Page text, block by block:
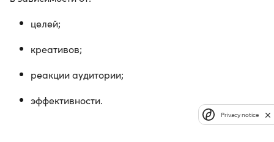
целей;
креативов;
реакции аудитории;
эффективности.
Privacy notice